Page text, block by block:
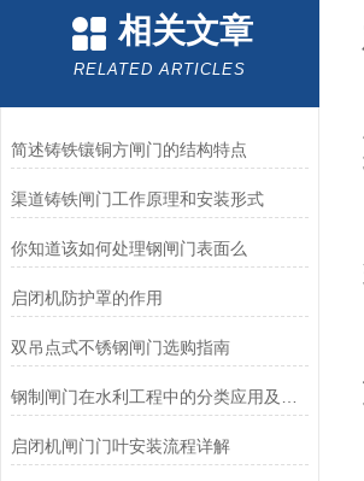
相关文章
RELATED ARTICLES
简述铸铁镶铜方闸门的结构特点
渠道铸铁闸门工作原理和安装形式
你知道该如何处理钢闸门表面么
启闭机防护罩的作用
双吊点式不锈钢闸门选购指南
启闭机闸门门叶安装流程详解